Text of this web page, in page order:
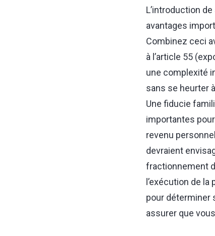
L’introduction
avantages
Combinez ceci
à l’article 55
une complexité
sans se heurter
Une fiducie
importantes
revenu
devraient
fractionnement
l’exécution de
pour déterminer
assurer que